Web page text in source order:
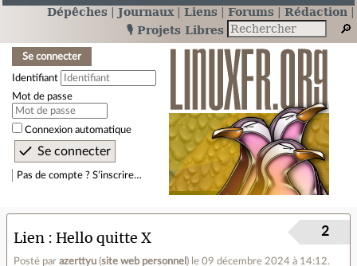
Dépêches Journaux Liens Forums
Rédaction
🎙️ Projets Libres
Se connecter
Identifiant
Mot de passe
Connexion automatique
Pas de compte ? S’inscrire…
Lien Hello quitte X
Posté par azerttyu (site web personnel ) le 09 décembre 2024 à 14:12.
2